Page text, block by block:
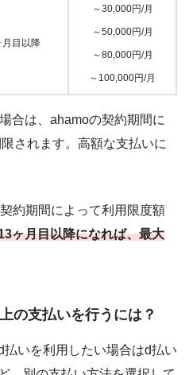
月目以降
～30,000円/月
～50,000円/月
～80,000円/月
～100,000円/月
合は、ahamoの契約期間に
されます。高額な支払いに
約期間によって利用限度額
ヶ月目以降になれば、最大
の支払いを行うには？
いを利用したい場合はd払い